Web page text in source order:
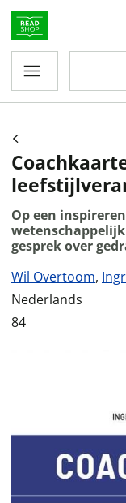
Op een
gesprek over
Wil Overtoom,
Nederlands
84